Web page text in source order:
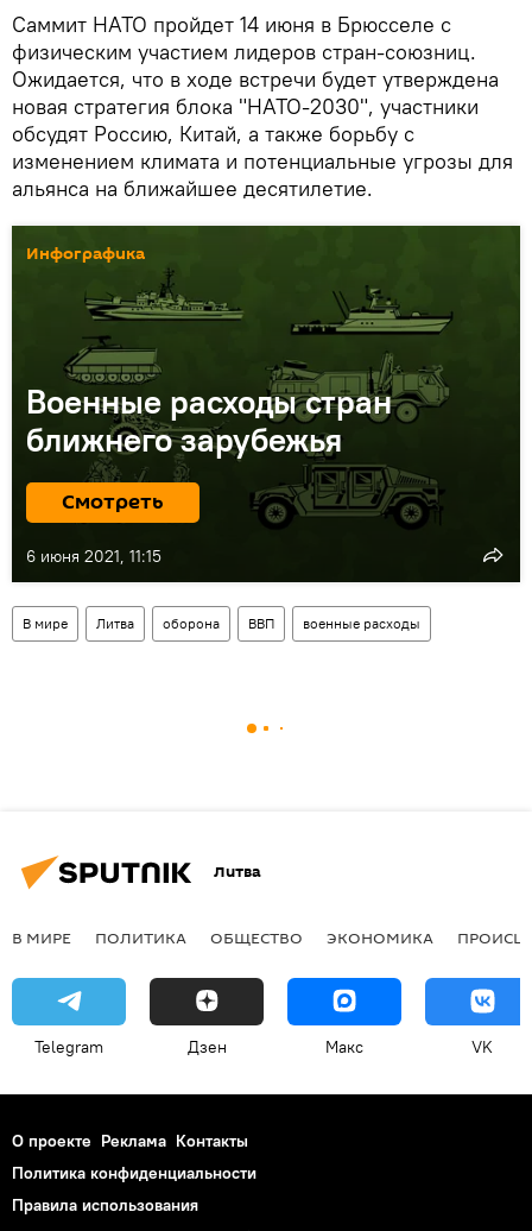
Саммит НАТО пройдет 14 июня в Брюсселе с
физическим участием лидеров стран-союзниц.
Ожидается, что в ходе встречи будет утверждена
новая стратегия блока "НАТО-2030", участники
обсудят Россию, Китай, а также борьбу с
изменением климата и потенциальные угрозы для
альянса на ближайшее десятилетие.
Инфографика
Военные расходы стран
ближнего зарубежья
Смотреть
6 июня 2021, 11:15
В мире Литва оборона ВВП военные расходы
Литва
В МИРЕ ПОЛИТИКА ОБЩЕСТВО ЭКОНОМИКА
Telegram Дзен Макс VK
О проекте Реклама Контакты
Политика конфиденциальности
Правила использования